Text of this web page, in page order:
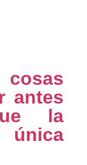
cosas
antes
la